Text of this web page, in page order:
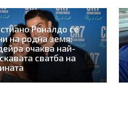
Роналдо се
на родна земя:
очаква най-
сватба на